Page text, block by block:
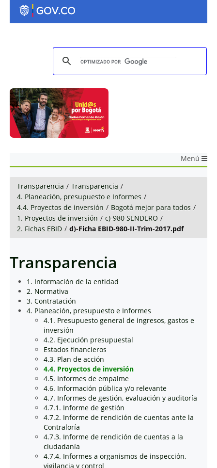
Menú
Transparencia / Transparencia /
4. Planeación, presupuesto e Informes /
4.4. Proyectos de inversión / Bogotá mejor para todos /
1. Proyectos de inversión / c)-980 SENDERO /
2. Fichas EBID / d)-Ficha EBID-980-II-Trim-2017.pdf
Transparencia
1. Información de la entidad
2. Normativa
3. Contratación
4. Planeación, presupuesto e Informes
4.1. Presupuesto general de ingresos, gastos e
inversión
4.2. Ejecución presupuestal
Estados financieros
4.3. Plan de acción
4.4. Proyectos de inversión
4.5. Informes de empalme
4.6. Información pública y/o relevante
4.7. Informes de gestión, evaluación y auditoría
4.7.1. Informe de gestión
4.7.2. Informe de rendición de cuentas ante la
Contraloría
4.7.3. Informe de rendición de cuentas a la
ciudadanía
4.7.4. Informes a organismos de inspección,
vigilancia y control